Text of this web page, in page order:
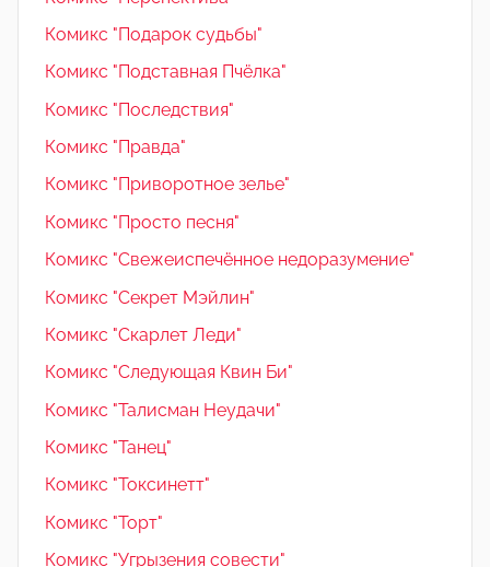
Комикс "Подарок судьбы"
Комикс "Подставная Пчёлка"
Комикс "Последствия"
Комикс "Правда"
Комикс "Приворотное зелье"
Комикс "Просто песня"
Комикс "Свежеиспечённое недоразумение"
Комикс "Секрет Мэйлин"
Комикс "Скарлет Леди"
Комикс "Следующая Квин Би"
Комикс "Талисман Неудачи"
Комикс "Танец"
Комикс "Токсинетт"
Комикс "Торт"
Комикс "Угрызения совести"